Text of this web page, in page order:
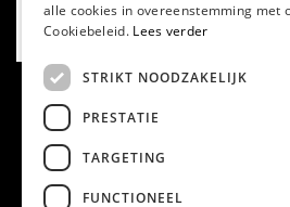
alle cookies in overeenstemming met
Cookiebeleid. Lees verder
STRIKT NOODZAKELIJK
PRESTATIE
TARGETING
FUNCTIONEEL